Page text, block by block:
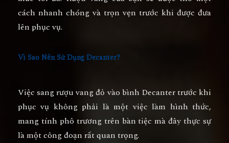
cách nhanh chóng và trọn vẹn trước khi được đưa
lên phục vụ.
Vì Sao Nên Sử Dụng Decanter?
Việc sang rượu vang đỏ vào bình Decanter trước khi
phục vụ không phải là một việc làm hình thức,
mang tính phô trương trên bàn tiệc mà đây thực sự
là một công đoạn rất quan trọng.